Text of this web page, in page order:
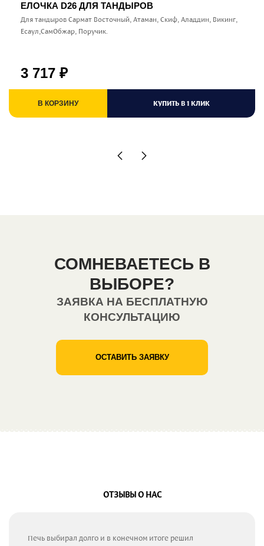
ЕЛОЧКА D26 ДЛЯ ТАНДЫРОВ
Для тандыров Сармат Восточный, Атаман, Скиф, Аладдин, Викинг,
Есаул,СамОбжар, Поручик.
3 717 ₽
В КОРЗИНУ КУПИТЬ В 1 КЛИК
СОМНЕВАЕТЕСЬ В
ВЫБОРЕ?
ЗАЯВКА НА БЕСПЛАТНУЮ
КОНСУЛЬТАЦИЮ
ОСТАВИТЬ ЗАЯВКУ
ОТЗЫВЫ О НАС
Печь выбирал долго и в конечном итоге решил